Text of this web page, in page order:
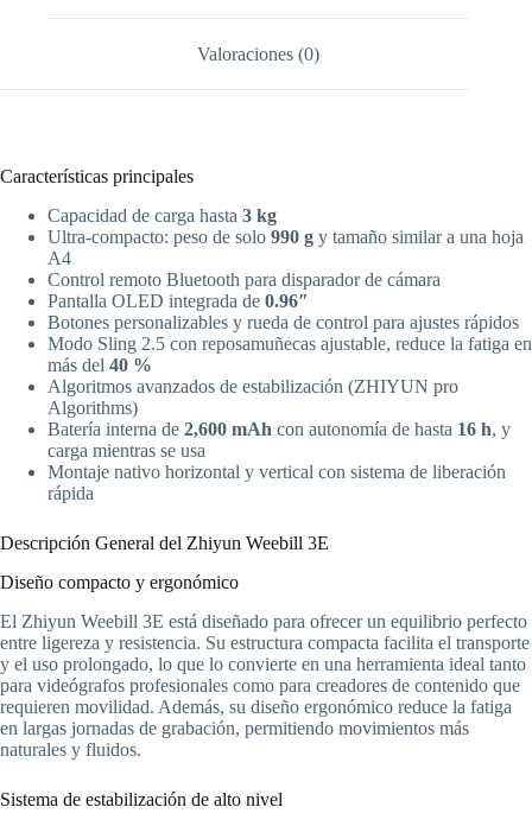
Valoraciones (0)
Características principales
Capacidad de carga hasta 3 kg
Ultra-compacto: peso de solo 990 g y tamaño similar a una hoja
A4
Control remoto Bluetooth para disparador de cámara
Pantalla OLED integrada de 0.96″
Botones personalizables y rueda de control para ajustes rápidos
Modo Sling 2.5 con reposamuñecas ajustable, reduce la fatiga en
más del 40 %
Algoritmos avanzados de estabilización (ZHIYUN pro
Algorithms)
Batería interna de 2,600 mAh con autonomía de hasta 16 h, y
carga mientras se usa
Montaje nativo horizontal y vertical con sistema de liberación
rápida
Descripción General del Zhiyun Weebill 3E
Diseño compacto y ergonómico
El Zhiyun Weebill 3E está diseñado para ofrecer un equilibrio perfecto
entre ligereza y resistencia. Su estructura compacta facilita el transporte
y el uso prolongado, lo que lo convierte en una herramienta ideal tanto
para videógrafos profesionales como para creadores de contenido que
requieren movilidad. Además, su diseño ergonómico reduce la fatiga
en largas jornadas de grabación, permitiendo movimientos más
naturales y fluidos.
Sistema de estabilización de alto nivel